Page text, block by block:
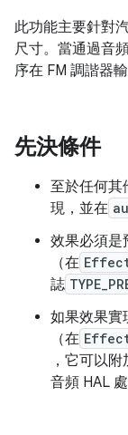
此功能主要針對
尺寸。當通過音
序在 FM 調諧器
先決條件
至於任何其
現，並在
效果必須是
（在
誌
如果效果實
（在
，它可以
音頻 HAL